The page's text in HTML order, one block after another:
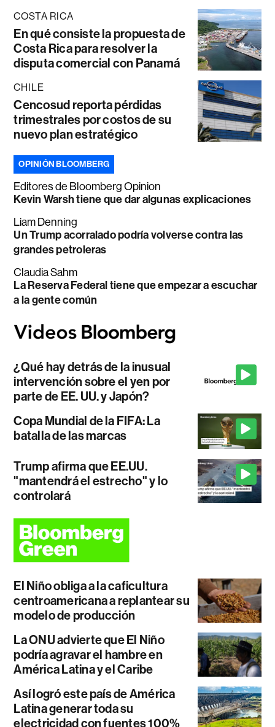
COSTA RICA
En qué consiste la propuesta de
Costa Rica para resolver la
disputa comercial con Panamá
CHILE
Cencosud reporta pérdidas
trimestrales por costos de su
nuevo plan estratégico
OPINIÓN BLOOMBERG
Editores de Bloomberg Opinion
Kevin Warsh tiene que dar algunas explicaciones
Liam Denning
Un Trump acorralado podría volverse contra las
grandes petroleras
Claudia Sahm
La Reserva Federal tiene que empezar a escuchar
a la gente común
¿Qué hay detrás de la inusual
intervención sobre el yen por
parte de EE. UU. y Japón?
Copa Mundial de la FIFA: La
batalla de las marcas
Trump afirma que EE.UU.
"mantendrá el estrecho" y lo
controlará
El Niño obliga a la caficultura
centroamericana a replantear su
modelo de producción
La ONU advierte que El Niño
podría agravar el hambre en
América Latina y el Caribe
Así logró este país de América
Latina generar toda su
electricidad con fuentes 100%